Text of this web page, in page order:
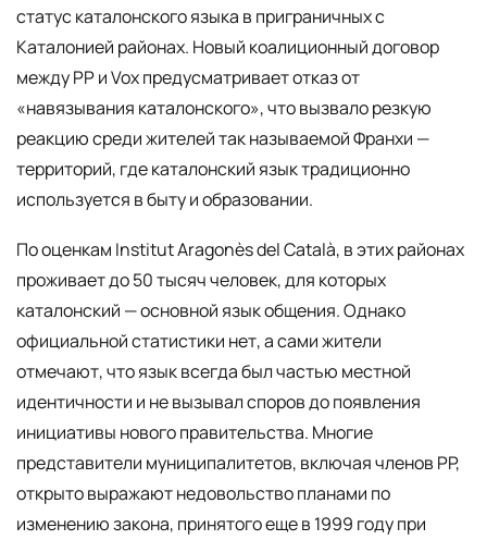
статус каталонского языка в приграничных с
Каталонией районах. Новый коалиционный договор
между PP и Vox предусматривает отказ от
«навязывания каталонского», что вызвало резкую
реакцию среди жителей так называемой Франхи —
территорий, где каталонский язык традиционно
используется в быту и образовании.
По оценкам Institut Aragonès del Català, в этих районах
проживает до 50 тысяч человек, для которых
каталонский — основной язык общения. Однако
официальной статистики нет, а сами жители
отмечают, что язык всегда был частью местной
идентичности и не вызывал споров до появления
инициативы нового правительства. Многие
представители муниципалитетов, включая членов PP,
открыто выражают недовольство планами по
изменению закона, принятого еще в 1999 году при